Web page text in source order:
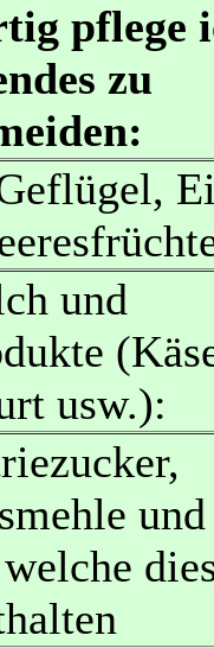
pflege
zu
und
usw.):
und